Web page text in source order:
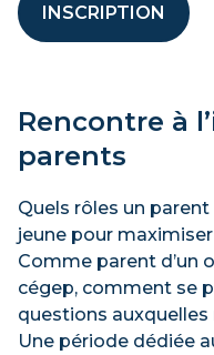
INSCRIPTION
Rencontre à
parents
Quels rôles un
jeune pour
Comme parent d’un
cégep, comment se
questions
Une période dédiée